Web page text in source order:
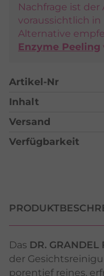
Nachfrage ist
voraussichtlich in
Alternative
Enzyme Peeling
Artikel-Nr
Inhalt
Versand
Verfügbarkeit
Das DR.
der
porentief reines,